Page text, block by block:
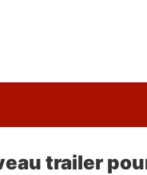
trailer